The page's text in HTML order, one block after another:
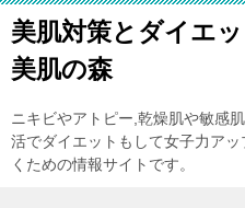
美肌対策とダイエ
美肌の森
ニキビやアトピー,乾燥肌や敏感
活でダイエットもして女子力ア
くための情報サイトです。